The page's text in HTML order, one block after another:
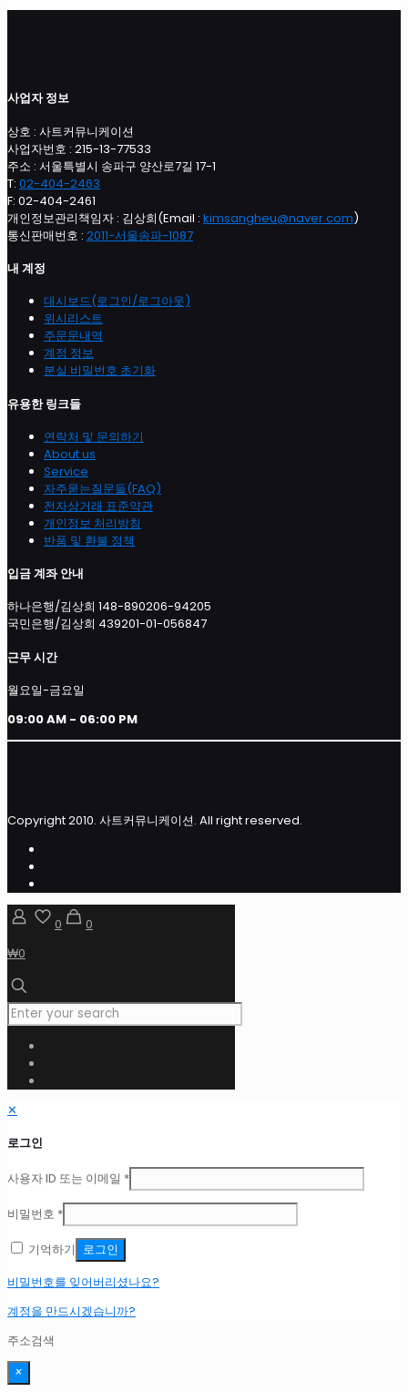
사업자 정보
상호 : 사트커뮤니케이션
사업자번호 : 215-13-77533
주소 : 서울특별시 송파구 양산로7길 17-1
T: 02-404-2463
F: 02-404-2461
개인정보관리책임자 : 김상희(Email : kimsangheu@naver.com)
통신판매번호 : 2011-서울송파-1087
내 계정
대시보드(로그인/로그아웃)
위시리스트
주문문내역
계정 정보
분실 비밀번호 초기화
유용한 링크들
연락처 및 문의하기
About us
Service
자주묻는질문들(FAQ)
전자상거래 표준약관
개인정보 처리방침
반품 및 환불 정책
입금 계좌 안내
하나은행/김상희 148-890206-94205
국민은행/김상희 439201-01-056847
근무 시간
월요일-금요일
09:00 AM - 06:00 PM
Copyright 2010. 사트커뮤니케이션. All right reserved.
0
0
₩0
✕
로그인
사용자 ID 또는 이메일 *
비밀번호 *
기억하기 로그인
비밀번호를 잊어버리셨나요?
계정을 만드시겠습니까?
주소검색
×